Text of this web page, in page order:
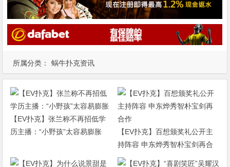
所属分类： 蜗牛扑克资讯
【EV扑克】张兰称不再招低学
历主播：“小野孩”太容易膨胀
【EV扑克】百想颁奖礼公开主
持阵容 申东烨秀智朴宝剑再合
作